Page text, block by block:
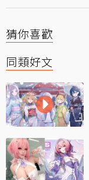
猜你喜歡
同類好文